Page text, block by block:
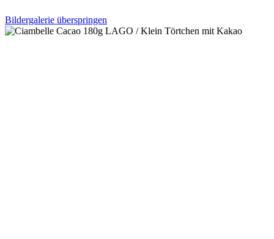
Bildergalerie überspringen